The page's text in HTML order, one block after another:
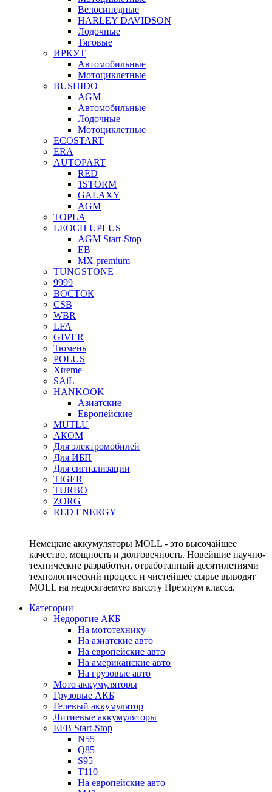
Велосипедные
HARLEY DAVIDSON
Лодочные
Тяговые
ИРКУТ
Автомобильные
Мотоциклетные
BUSHIDO
AGM
Автомобильные
Лодочные
Мотоциклетные
ECOSTART
ERA
AUTOPART
RED
1STORM
GALAXY
AGM
TOPLA
LEOCH UPLUS
AGM Start-Stop
EB
MX premium
TUNGSTONE
9999
ВОСТОК
CSB
WBR
LFA
GIVER
Тюмень
POLUS
Xtreme
SAiL
HANKOOK
Азиатские
Европейские
MUTLU
АКОМ
Для электромобилей
Для ИБП
Для сигнализации
TIGER
TURBO
ZORG
RED ENERGY
Немецкие аккумуляторы MOLL - это высочайшее
качество, мощность и долговечность. Новейшие научно-
технические разработки, отработанный десятилетиями
технологический процесс и чистейшее сырье выводят
MOLL на недосягаемую высоту Премиум класса.
Категории
Недорогие АКБ
На мототехнику
На азиатские авто
На европейские авто
На американские авто
На грузовые авто
Мото аккумуляторы
Грузовые АКБ
Гелевый аккумулятор
Литиевые аккумуляторы
EFB Start-Stop
N55
Q85
S95
T110
На европейские авто